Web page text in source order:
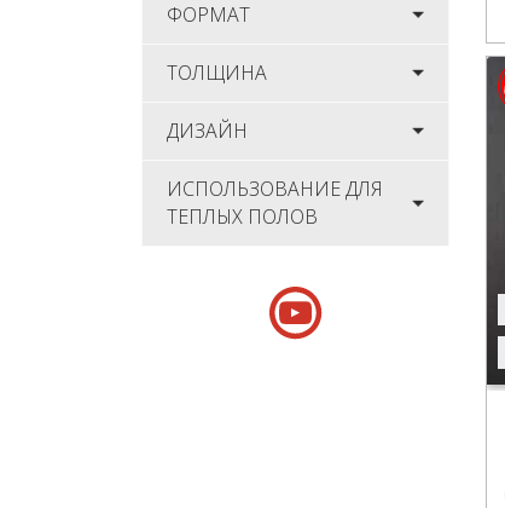
ФОРМАТ
ТОЛЩИНА
ДИЗАЙН
ИСПОЛЬЗОВАНИЕ ДЛЯ
ТЕПЛЫХ ПОЛОВ